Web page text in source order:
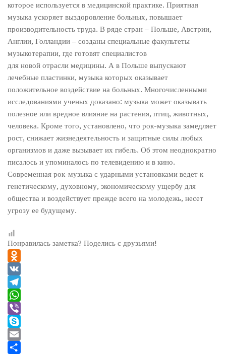
которое используется в медицинской практике. Приятная
музыка ускоряет выздоровление больных, повышает
производительность труда. В ряде стран – Польше, Австрии,
Англии, Голландии – созданы специальные факультеты
музыкотерапии, где готовят специалистов
для новой отрасли медицины. А в Польше выпускают
лечебные пластинки, музыка которых оказывает
положительное воздействие на больных. Многочисленными
исследованиями ученых доказано: музыка может оказывать
полезное или вредное влияние на растения, птиц, животных,
человека. Кроме того, установлено, что рок-музыка замедляет
рост, снижает жизнедеятельность и защитные силы любых
организмов и даже вызывает их гибель. Об этом неоднократно
писалось и упоминалось по телевидению и в кино.
Современная рок-музыка с ударными установками ведет к
генетическому, духовному, экономическому ущербу для
общества и воздействует прежде всего на молодежь, несет
угрозу ее будущему.
Понравилась заметка? Поделись с друзьями!
Odnoklassniki
VK
Telegram
WhatsApp
Viber
Skype
Email